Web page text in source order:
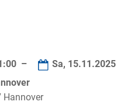
– Sa, 15.11.2025
Hannover